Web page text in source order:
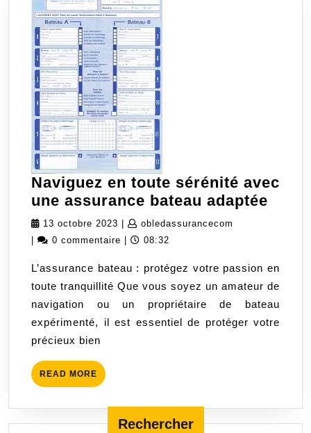
Naviguez en toute sérénité avec
une assurance bateau adaptée
avec
une
13 octobre 2023 13
octobre
obledassurancecom
0 commentaire 08:32
L’assurance bateau : protégez votre passion en
toute tranquillité Que vous soyez un amateur de
navigation ou un propriétaire de bateau
expérimenté, il est essentiel de protéger votre
précieux bien
READ MORE READ
MORE
Rechercher